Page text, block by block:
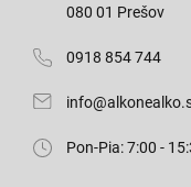
080 01 Prešov
0918 854 744
Pon-Pia: 7:00 -